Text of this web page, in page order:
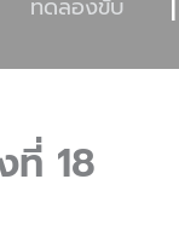
ทดลองขับ
ที่ 18